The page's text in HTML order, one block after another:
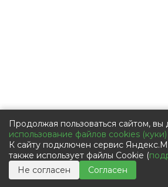
Продолжая пользоваться сайтом, вы
использование файлов cookies (куки)
К сайту подключен сервис
также использует файлы Cookie (
Не согласен
Согласен